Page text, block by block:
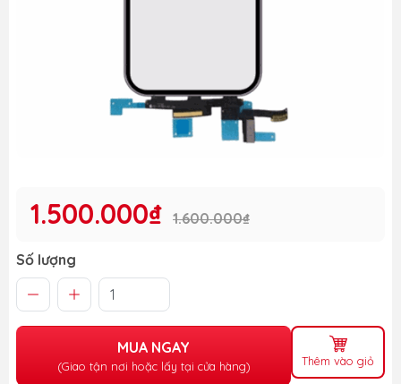
1.500.000₫ 1.600.000₫
Số lượng
MUA NGAY
(Giao tận nơi hoặc lấy tại cửa hàng) Thêm vào giỏ